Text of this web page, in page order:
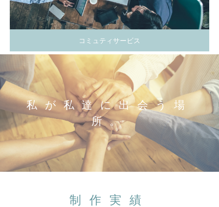
コミュティサービス
私が私達に出会う場
所。
制作実績